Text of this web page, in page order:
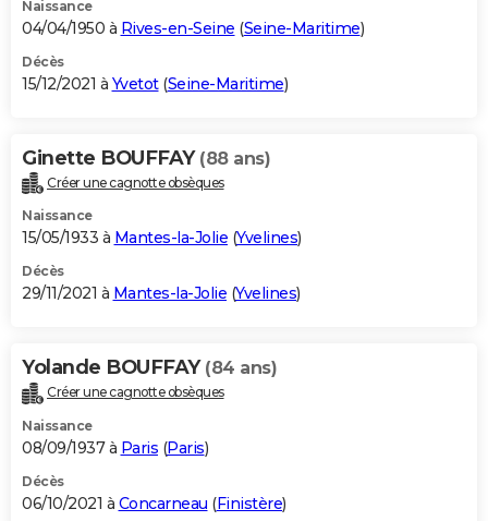
Naissance
04/04/1950 à Rives-en-Seine (Seine-Maritime)
Décès
15/12/2021 à Yvetot(Seine-Maritime)
Ginette BOUFFAY (88 ans)
Créer une cagnotte obsèques
Naissance
15/05/1933 à Mantes-la-Jolie (Yvelines)
Décès
29/11/2021 à Mantes-la-Jolie (Yvelines)
Yolande BOUFFAY (84 ans)
Créer une cagnotte obsèques
Naissance
08/09/1937 à Paris (Paris)
Décès
06/10/2021 à Concarneau (Finistère)